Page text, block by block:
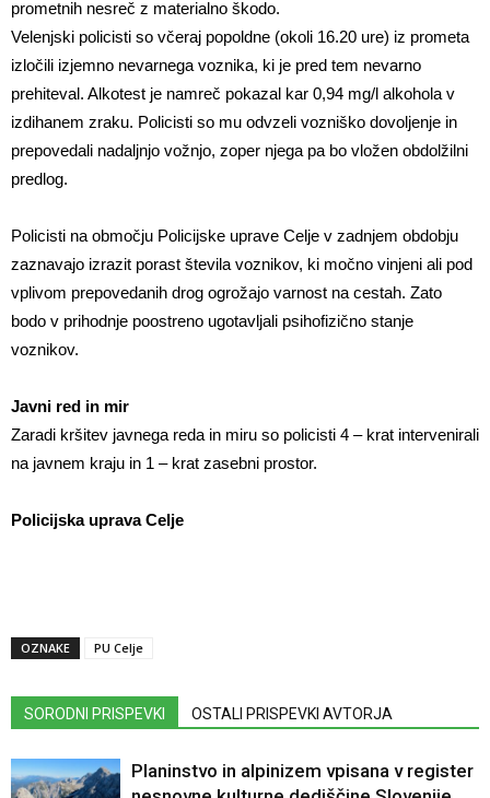
prometnih nesreč z materialno škodo.
Velenjski policisti so včeraj popoldne (okoli 16.20 ure) iz prometa
izločili izjemno nevarnega voznika, ki je pred tem nevarno
prehiteval. Alkotest je namreč pokazal kar 0,94 mg/l alkohola v
izdihanem zraku. Policisti so mu odvzeli vozniško dovoljenje in
prepovedali nadaljnjo vožnjo, zoper njega pa bo vložen obdolžilni
predlog.
Policisti na območju Policijske uprave Celje v zadnjem obdobju
zaznavajo izrazit porast števila voznikov, ki močno vinjeni ali pod
vplivom prepovedanih drog ogrožajo varnost na cestah. Zato
bodo v prihodnje poostreno ugotavljali psihofizično stanje
voznikov.
Javni red in mir
Zaradi kršitev javnega reda in miru so policisti 4 – krat intervenirali
na javnem kraju in 1 – krat zasebni prostor.
Policijska uprava Celje
OZNAKE PU Celje
SORODNI PRISPEVKI OSTALI PRISPEVKI AVTORJA
Planinstvo in alpinizem vpisana v register